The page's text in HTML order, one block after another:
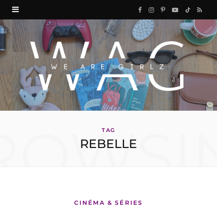
F
a
c
e
b
o
I
n
s
a
P
n
e
Y
o
u
u
T
i
k
R
S
TAG
REBELLE
CINÉMA & SÉRIES